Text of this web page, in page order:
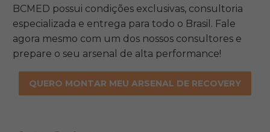
BCMED possui condições exclusivas, consultoria
especializada e entrega para todo o Brasil. Fale
agora mesmo com um dos nossos consultores e
prepare o seu arsenal de alta performance!
QUERO MONTAR MEU ARSENAL DE RECOVERY